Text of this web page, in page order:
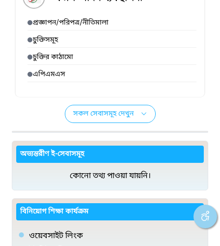
প্রজ্ঞাপন/পরিপত্র/নীতিমালা
চুক্তিসমূহ
চুক্তির কাঠামো
এপিএমএস
সকল সেবাসমূহ দেখুন
অভ্যন্তরীণ ই-সেবাসমূহ
কোনো তথ্য পাওয়া যায়নি।
বিনিয়োগ শিক্ষা কার্যক্রম
ওয়েবসাইট লিংক